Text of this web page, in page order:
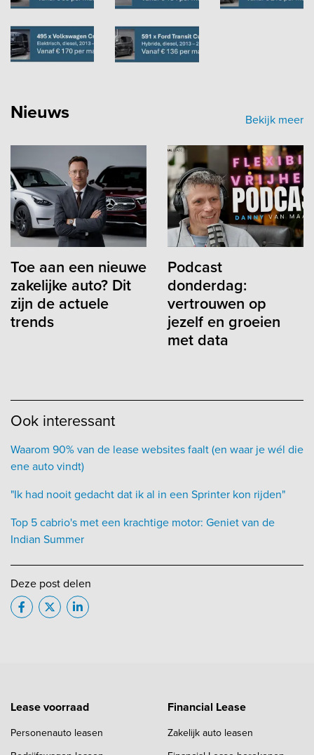
Ook interessant
Waarom 90% van de lease websites faalt (en waar je wél die
ene auto vindt)
"Ik had nooit gedacht dat ik al in een Sprinter kon rijden"
Top 5 cabrio's met een krachtige motor: Geniet van de
Indian Summer
Deze post delen
Nieuws Bekijk meer
Toe aan een nieuwe
zakelijke auto? Dit
zijn de actuele
trends
Podcast
donderdag:
vertrouwen op
jezelf en groeien
met data
Lease voorraad
Personenauto leasen
Financial Lease
Zakelijk auto leasen